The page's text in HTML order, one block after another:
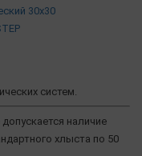
30х30
систем.
наличие
хлыста по 50